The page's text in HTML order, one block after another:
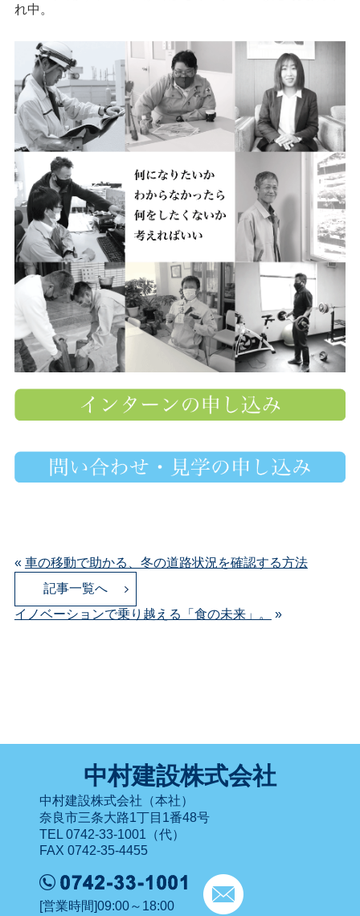
れ中。
« 車の移動で助かる、冬の道路状況を確認する方法
記事一覧へ
イノベーションで乗り越える「食の未来」。
»
中村建設株式会社
中村建設株式会社（本社）
奈良市三条大路1丁目1番48号
TEL 0742-33-1001（代）
FAX 0742-35-4455
[営業時間]09:00～18:00